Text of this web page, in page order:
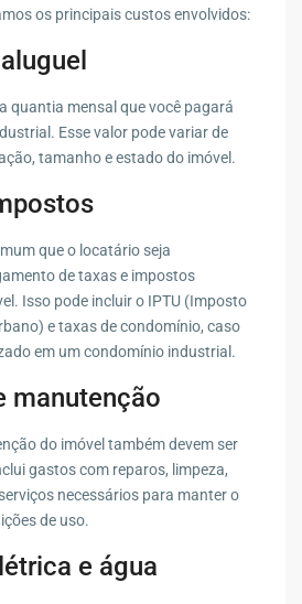
os principais custos envolvidos:
quantia mensal que você pagará
Esse valor pode variar de
tamanho e estado do imóvel.
que o locatário seja
de taxas e impostos
Isso pode incluir o IPTU (Imposto
e taxas de condomínio, caso
em um condomínio industrial.
manutenção
do imóvel também devem ser
gastos com reparos, limpeza,
necessários para manter o
de uso.
e água